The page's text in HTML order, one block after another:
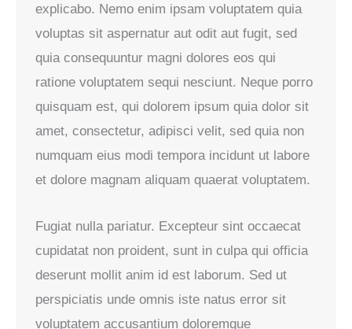
explicabo. Nemo enim ipsam voluptatem quia
voluptas sit aspernatur aut odit aut fugit, sed
quia consequuntur magni dolores eos qui
ratione voluptatem sequi nesciunt. Neque porro
quisquam est, qui dolorem ipsum quia dolor sit
amet, consectetur, adipisci velit, sed quia non
numquam eius modi tempora incidunt ut labore
et dolore magnam aliquam quaerat voluptatem.
Fugiat nulla pariatur. Excepteur sint occaecat
cupidatat non proident, sunt in culpa qui officia
deserunt mollit anim id est laborum. Sed ut
perspiciatis unde omnis iste natus error sit
voluptatem accusantium doloremque